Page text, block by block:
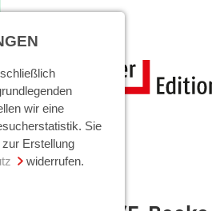
wir eine
Sie
Erstellung
widerrufen.